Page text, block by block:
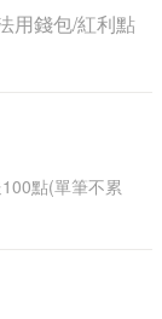
用錢包/紅利點
點(單筆不累